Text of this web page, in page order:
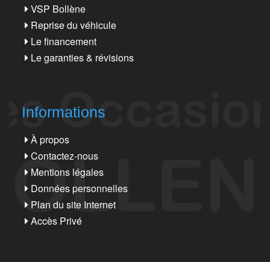
VSP Bollène
Reprise du véhicule
Le financement
Le garanties & révisions
Informations
À propos
Contactez-nous
Mentions légales
Données personnelles
Plan du site Internet
Accès Privé